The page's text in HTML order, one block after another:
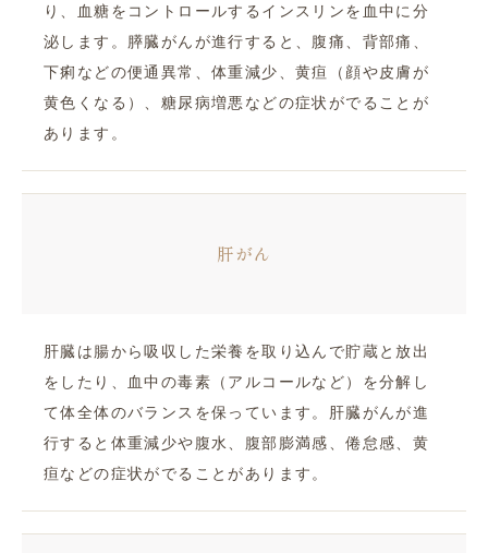
り、血糖をコントロールするインスリンを血中に分
泌します。膵臓がんが進行すると、腹痛、背部痛、
下痢などの便通異常、体重減少、黄疸（顔や皮膚が
黄色くなる）、糖尿病増悪などの症状がでることが
あります。
肝がん
肝臓は腸から吸収した栄養を取り込んで貯蔵と放出
をしたり、血中の毒素（アルコールなど）を分解し
て体全体のバランスを保っています。肝臓がんが進
行すると体重減少や腹水、腹部膨満感、倦怠感、黄
疸などの症状がでることがあります。